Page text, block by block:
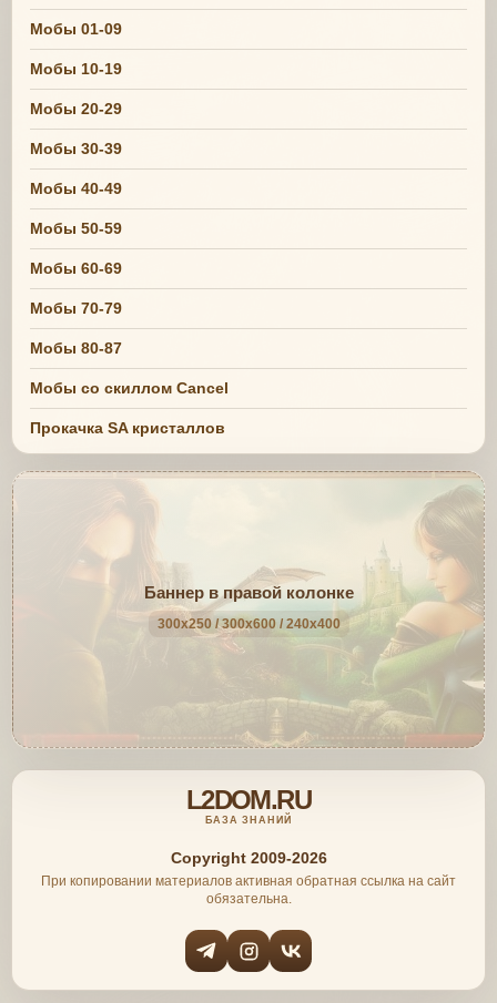
Мобы 01-09
Мобы 10-19
Мобы 20-29
Мобы 30-39
Мобы 40-49
Мобы 50-59
Мобы 60-69
Мобы 70-79
Мобы 80-87
Мобы со скиллом Cancel
Прокачка SA кристаллов
Баннер в правой колонке
300x250 / 300x600 / 240x400
L2DOM.RU
БАЗА ЗНАНИЙ
Copyright 2009-2026
При копировании материалов активная обратная ссылка на сайт
обязательна.